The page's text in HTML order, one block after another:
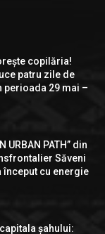
copilăria!
patru zile de
perioada 29 mai –
URBAN PATH” din
Săveni
început cu energie
șahului: